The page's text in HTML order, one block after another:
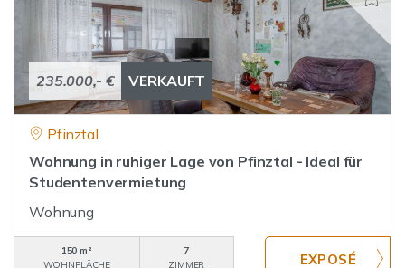
235.000,- € VERKAUFT
Pfinztal
Wohnung in ruhiger Lage von Pfinztal - Ideal für
Studentenvermietung
Wohnung
150 m²
WOHNFLÄCHE
7
ZIMMER